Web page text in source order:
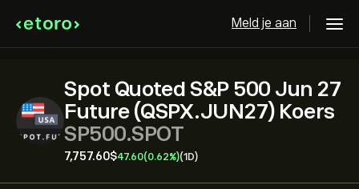
Meld je aan
Spot Quoted S&P 500 Jun 27
Future (QSPX.JUN27) Koers
SP500.SPOT
7,757.60‎$‎47.60(0.62%)(1D)